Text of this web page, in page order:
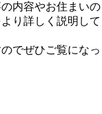
内容やお住まいの
り詳しく説明して
でぜひご覧になっ